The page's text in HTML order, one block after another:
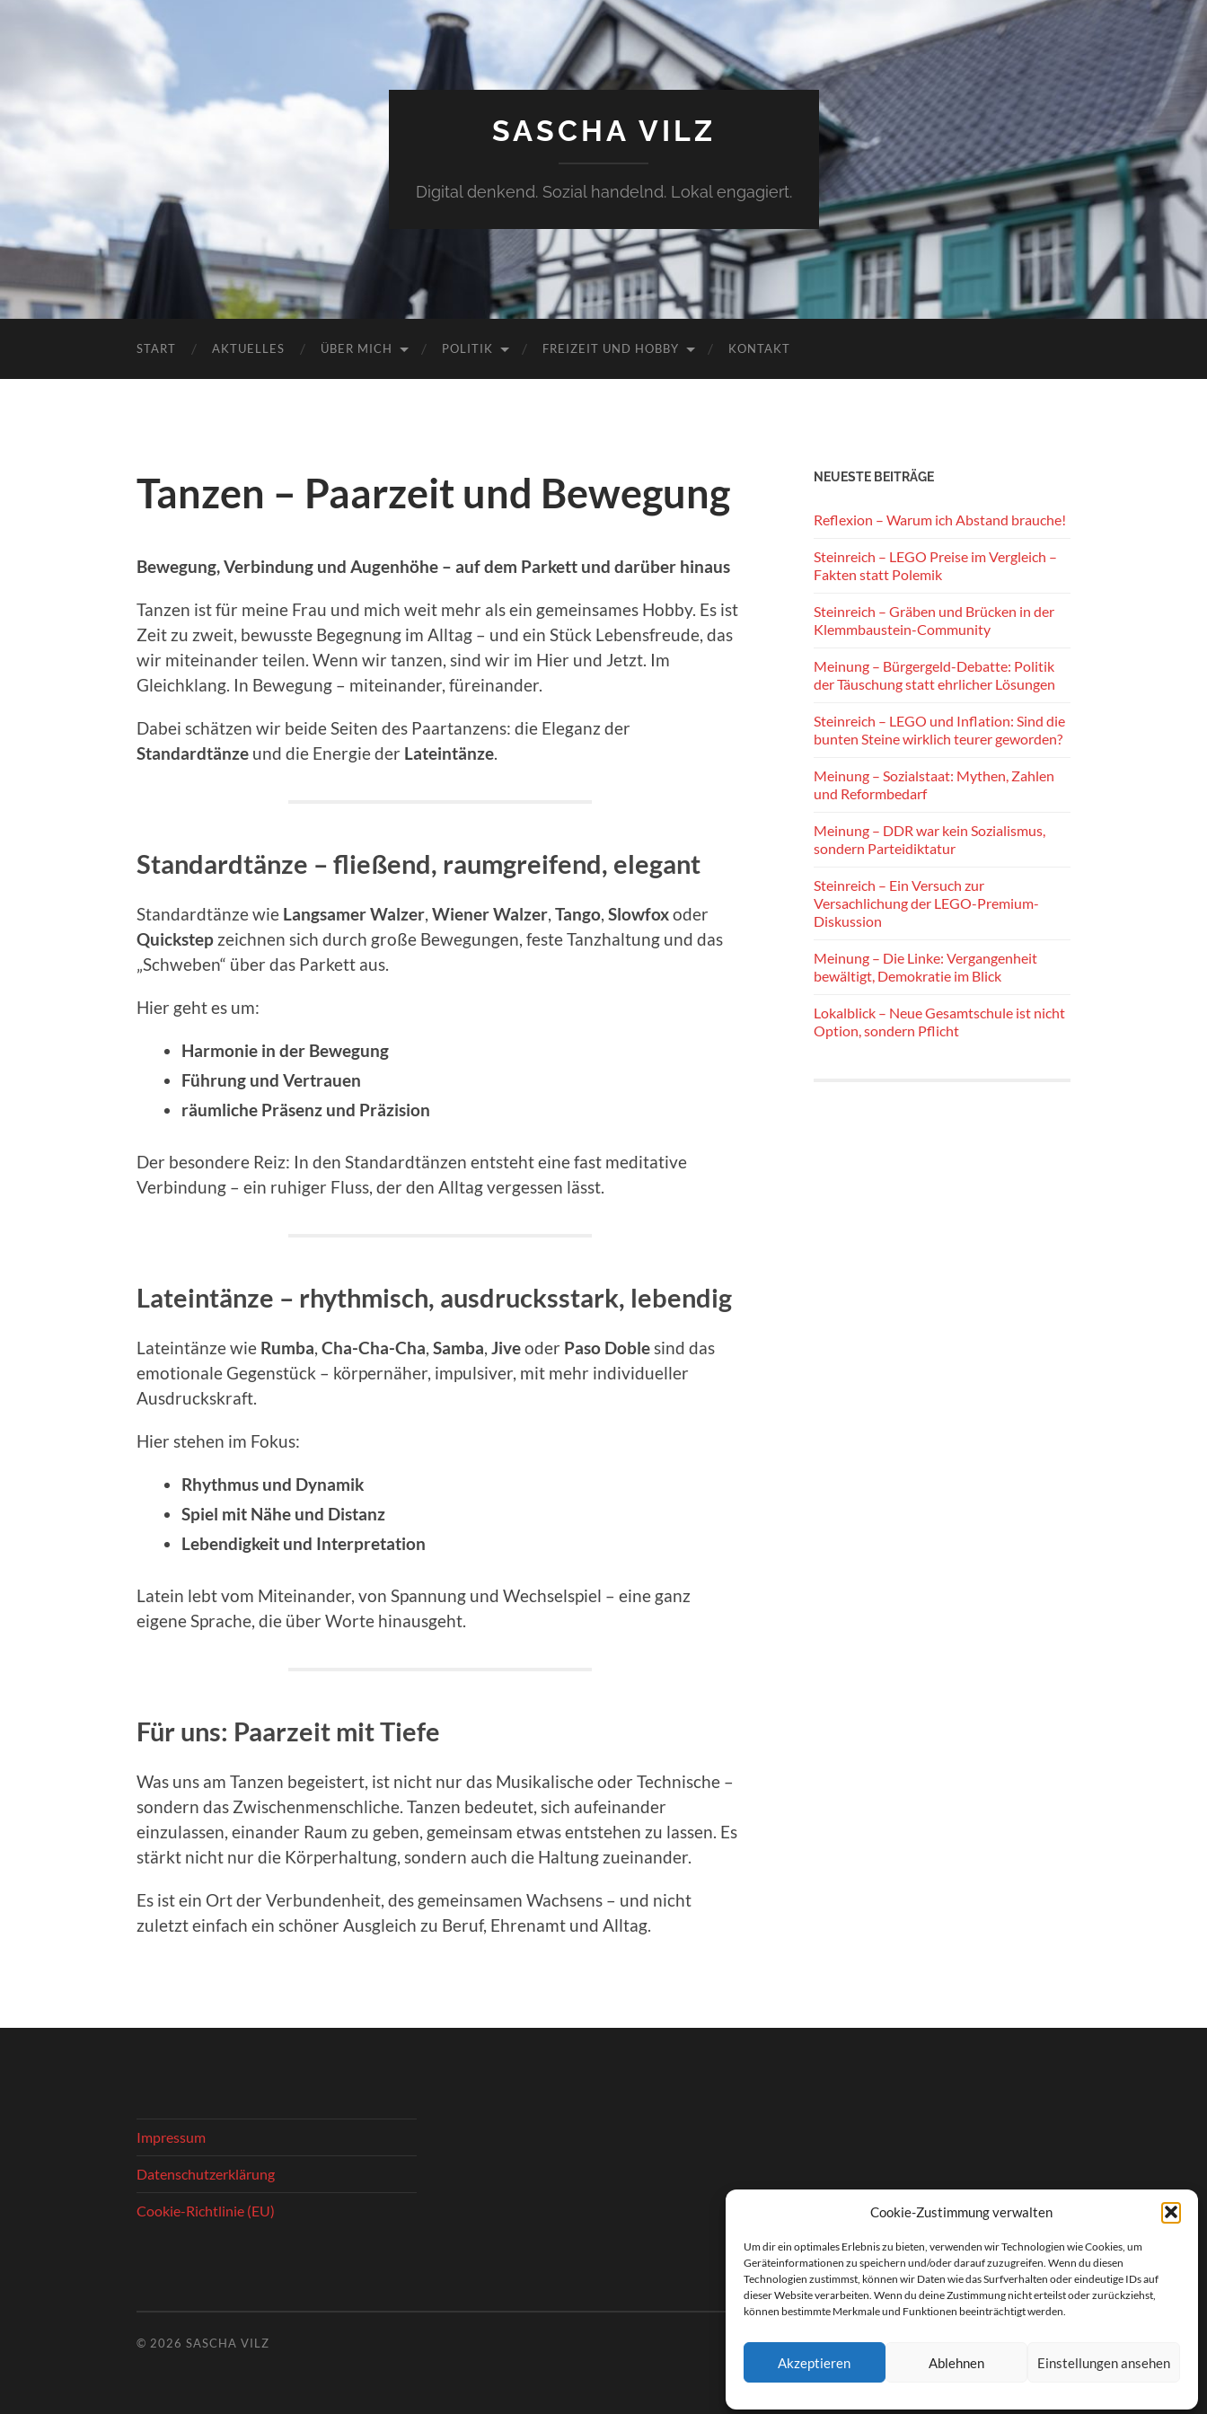
Cookie-Zustimmung verwalten
Um dir ein optimales Erlebnis zu bieten, verwenden wir Technologien wie Cookies, um
Geräteinformationen zu speichern und/oder darauf zuzugreifen. Wenn du diesen
Technologien zustimmst, können wir Daten wie das Surfverhalten oder eindeutige IDs auf
dieser Website verarbeiten. Wenn du deine Zustimmung nicht erteilst oder zurückziehst,
können bestimmte Merkmale und Funktionen beeinträchtigt werden.
Akzeptieren Ablehnen Einstellungen ansehen
SASCHA VILZ
Digital denkend. Sozial handelnd. Lokal engagiert.
START AKTUELLES ÜBER MICH POLITIK FREIZEIT UND HOBBY KONTAKT
Tanzen – Paarzeit und Bewegung
Bewegung, Verbindung und Augenhöhe – auf dem Parkett und darüber hinaus
Tanzen ist für meine Frau und mich weit mehr als ein gemeinsames Hobby. Es ist
Zeit zu zweit, bewusste Begegnung im Alltag – und ein Stück Lebensfreude, das
wir miteinander teilen. Wenn wir tanzen, sind wir im Hier und Jetzt. Im
Gleichklang. In Bewegung – miteinander, füreinander.
Dabei schätzen wir beide Seiten des Paartanzens: die Eleganz der
Standardtänze und die Energie der Lateintänze
Standardtänze – fließend, raumgreifend, elegant
Standardtänze wie Langsamer Walzer Wiener Walzer Tango Slowfoxoder
Quickstep zeichnen sich durch große Bewegungen, feste Tanzhaltung und das
„Schweben“ über das Parkett aus.
Hier geht es um:
Harmonie in der Bewegung
Führung und Vertrauen
räumliche Präsenz und Präzision
Der besondere Reiz: In den Standardtänzen entsteht eine fast meditative
Verbindung – ein ruhiger Fluss, der den Alltag vergessen lässt.
Lateintänze – rhythmisch, ausdrucksstark, lebendig
Lateintänze wie Rumba Cha-Cha-Cha Samba Jiveoder Paso Doble sind das
emotionale Gegenstück – körpernäher, impulsiver, mit mehr individueller
Ausdruckskraft.
Hier stehen im Fokus:
Rhythmus und Dynamik
Spiel mit Nähe und Distanz
Lebendigkeit und Interpretation
Latein lebt vom Miteinander, von Spannung und Wechselspiel – eine ganz
eigene Sprache, die über Worte hinausgeht.
Für uns: Paarzeit mit Tiefe
Was uns am Tanzen begeistert, ist nicht nur das Musikalische oder Technische –
sondern das Zwischenmenschliche. Tanzen bedeutet, sich aufeinander
einzulassen, einander Raum zu geben, gemeinsam etwas entstehen zu lassen. Es
stärkt nicht nur die Körperhaltung, sondern auch die Haltung zueinander.
Es ist ein Ort der Verbundenheit, des gemeinsamen Wachsens – und nicht
zuletzt einfach ein schöner Ausgleich zu Beruf, Ehrenamt und Alltag.
NEUESTE BEITRÄGE
Reflexion – Warum ich Abstand brauche!
Steinreich – LEGO Preise im Vergleich –
Fakten statt Polemik
Steinreich – Gräben und Brücken in der
Klemmbaustein-Community
Meinung – Bürgergeld-Debatte: Politik
der Täuschung statt ehrlicher Lösungen
Steinreich – LEGO und Inflation: Sind die
bunten Steine wirklich teurer geworden?
Meinung – Sozialstaat: Mythen, Zahlen
und Reformbedarf
Meinung – DDR war kein Sozialismus,
sondern Parteidiktatur
Steinreich – Ein Versuch zur
Versachlichung der LEGO-Premium-
Diskussion
Meinung – Die Linke: Vergangenheit
bewältigt, Demokratie im Blick
Lokalblick – Neue Gesamtschule ist nicht
Option, sondern Pflicht
Impressum
Datenschutzerklärung
Cookie-Richtlinie (EU)
© 2026 SASCHA VILZ THEME VON